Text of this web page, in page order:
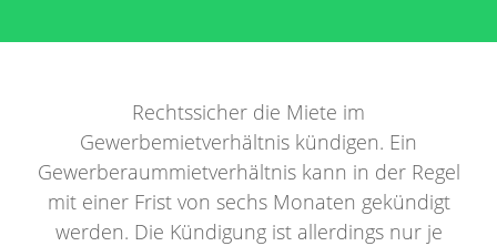
Rechtssicher die Miete im
Gewerbemietverhältnis kündigen. Ein
Gewerberaummietverhältnis kann in der Regel
mit einer Frist von sechs Monaten gekündigt
werden. Die Kündigung ist allerdings nur je